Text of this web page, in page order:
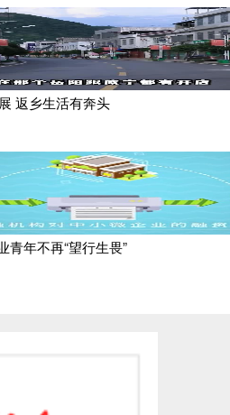
返乡生活有奔头
青年不再“望行生畏”